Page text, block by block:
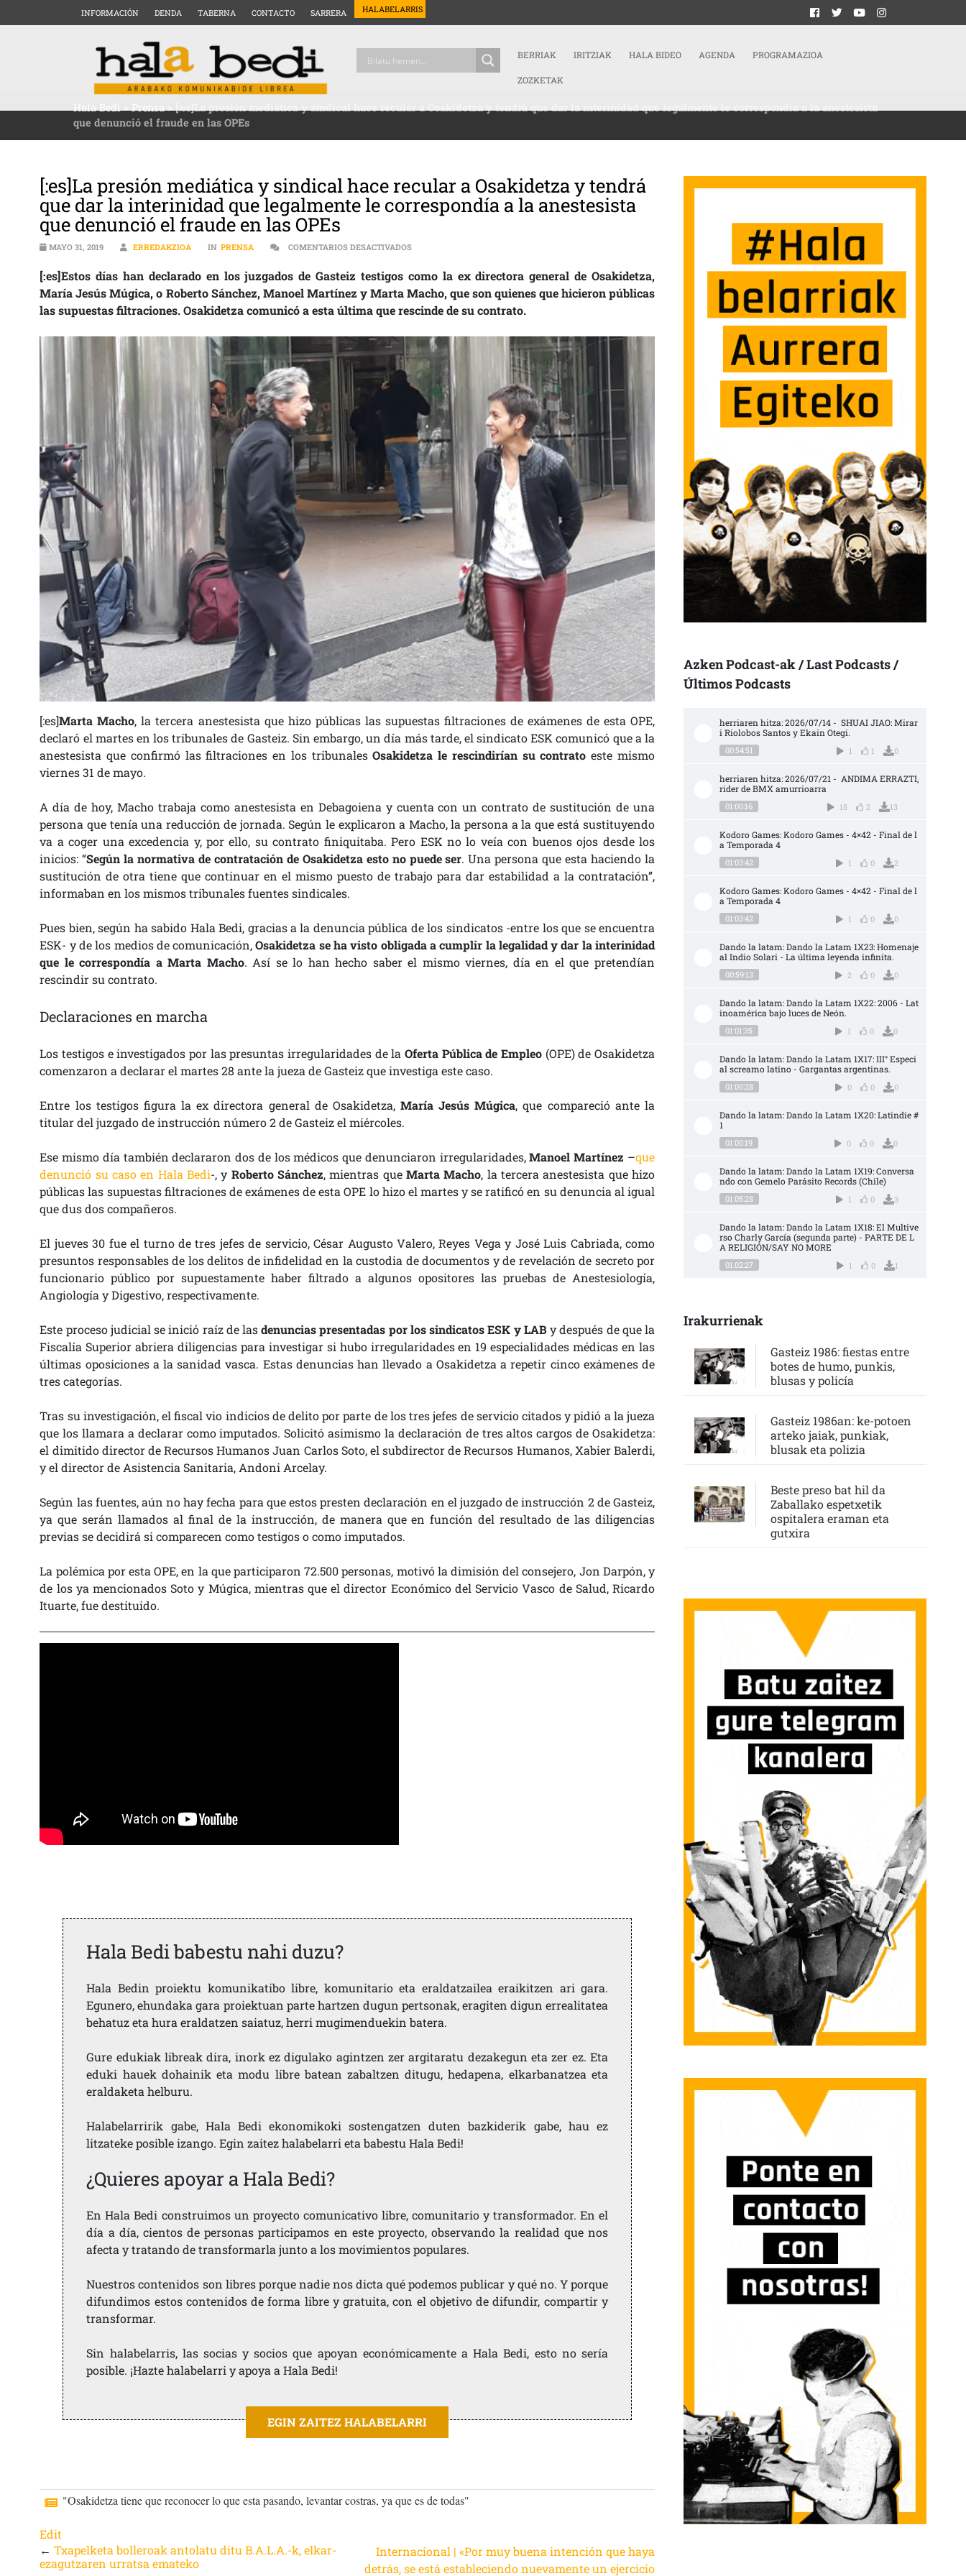
INFORMACIÓN DENDA TABERNA CONTACTO SARRERA HALABELARRIS
BERRIAK IRITZIAK HALA BIDEO AGENDA PROGRAMAZIOA
ZOZKETAK
Hala Bedi>Prensa>[:es]La presión mediática y sindical hace recular a Osakidetza y tendrá que dar la interinidad que legalmente le correspondía a la anestesista
que denunció el fraude en las OPEs
[:es]La presión mediática y sindical hace recular a Osakidetza y tendrá
que dar la interinidad que legalmente le correspondía a la anestesista
que denunció el fraude en las OPEs
MAYO 31, 2019 ERREDAKZIOA IN PRENSA COMENTARIOS DESACTIVADOSEN [:ES]LA PRESIÓN MEDIÁTICA Y SINDICAL HACE RECULAR A OSAKIDETZA Y TENDRÁ QUE DAR LA INTERINIDAD QUE LEGALMENTE LE
[:es]Estos días han declarado en los juzgados de Gasteiz testigos como la ex directora general de Osakidetza,
María Jesús Múgica, o Roberto Sánchez, Manoel Martínez y Marta Macho, que son quienes que hicieron públicas
las supuestas filtraciones. Osakidetza comunicó a esta última que rescinde de su contrato.
[:es]Marta Macho, la tercera anestesista que hizo públicas las supuestas filtraciones de exámenes de esta OPE,
declaró el martes en los tribunales de Gasteiz. Sin embargo, un día más tarde, el sindicato ESK comunicó que a la
anestesista que confirmó las filtraciones en los tribunalesOsakidetza le rescindirían su contratoeste mismo
viernes 31 de mayo.
A día de hoy, Macho trabaja como anestesista en Debagoiena y cuenta con un contrato de sustitución de una
persona que tenía una reducción de jornada. Según le explicaron a Macho, la persona a la que está sustituyendo
va a coger una excedencia y, por ello, su contrato finiquitaba. Pero ESK no lo veía con buenos ojos desde los
inicios: “Según la normativa de contratación de Osakidetza esto no puede ser. Una persona que esta haciendo la
sustitución de otra tiene que continuar en el mismo puesto de trabajo para dar estabilidad a la contratación”,
informaban en los mismos tribunales fuentes sindicales.
Pues bien, según ha sabido Hala Bedi, gracias a la denuncia pública de los sindicatos -entre los que se encuentra
ESK- y de los medios de comunicación,Osakidetza se ha visto obligada a cumplir la legalidad y dar la interinidad
que le correspondía a Marta Macho. Así se lo han hecho saber el mismo viernes, día en el que pretendían
rescindir su contrato.
Declaraciones en marcha
Los testigos e investigados por las presuntas irregularidades de la Oferta Pública de Empleo (OPE) de Osakidetza
comenzaron a declarar el martes 28 ante la jueza de Gasteiz que investiga este caso.
Entre los testigos figura la ex directora general de Osakidetza, María Jesús Múgica, que compareció ante la
titular del juzgado de instrucción número 2 de Gasteiz el miércoles.
Ese mismo día también declararon dos de los médicos que denunciaron irregularidades,Manoel Martínez –que
denunció su caso en Hala Bedi-, y Roberto Sánchez, mientras queMarta Macho, la tercera anestesista que hizo
públicas las supuestas filtraciones de exámenes de esta OPE lo hizo el martes y se ratificó en su denuncia al igual
que dus dos compañeros.
El jueves 30 fue el turno de tres jefes de servicio, César Augusto Valero, Reyes Vega y José Luis Cabriada, como
presuntos responsables de los delitos de infidelidad en la custodia de documentos y de revelación de secreto por
funcionario público por supuestamente haber filtrado a algunos opositores las pruebas de Anestesiología,
Angiología y Digestivo, respectivamente.
Este proceso judicial se inició raíz de lasdenuncias presentadas por los sindicatos ESK y LABy después de que la
Fiscalía Superior abriera diligencias para investigar si hubo irregularidades en 19 especialidades médicas en las
últimas oposiciones a la sanidad vasca. Estas denuncias han llevado a Osakidetza a repetir cinco exámenes de
tres categorías.
Tras su investigación, el fiscal vio indicios de delito por parte de los tres jefes de servicio citados y pidió a la jueza
que los llamara a declarar como imputados. Solicitó asimismo la declaración de tres altos cargos de Osakidetza:
el dimitido director de Recursos Humanos Juan Carlos Soto, el subdirector de Recursos Humanos, Xabier Balerdi,
y el director de Asistencia Sanitaria, Andoni Arcelay.
Según las fuentes, aún no hay fecha para que estos presten declaración en el juzgado de instrucción 2 de Gasteiz,
ya que serán llamados al final de la instrucción, de manera que en función del resultado de las diligencias
previas se decidirá si comparecen como testigos o como imputados.
La polémica por esta OPE, en la que participaron 72.500 personas, motivó la dimisión del consejero, Jon Darpón, y
de los ya mencionados Soto y Múgica, mientras que el director Económico del Servicio Vasco de Salud, Ricardo
Ituarte, fue destituido.
Hala Bedi babestu nahi duzu?
Hala Bedin proiektu komunikatibo libre, komunitario eta eraldatzailea eraikitzen ari gara.
Egunero, ehundaka gara proiektuan parte hartzen dugun pertsonak, eragiten digun errealitatea
behatuz eta hura eraldatzen saiatuz, herri mugimenduekin batera.
Gure edukiak libreak dira, inork ez digulako agintzen zer argitaratu dezakegun eta zer ez. Eta
eduki hauek dohainik eta modu libre batean zabaltzen ditugu, hedapena, elkarbanatzea eta
eraldaketa helburu.
Halabelarririk gabe, Hala Bedi ekonomikoki sostengatzen duten bazkiderik gabe, hau ez
litzateke posible izango. Egin zaitez halabelarri eta babestu Hala Bedi!
¿Quieres apoyar a Hala Bedi?
En Hala Bedi construimos un proyecto comunicativo libre, comunitario y transformador. En el
día a día, cientos de personas participamos en este proyecto, observando la realidad que nos
afecta y tratando de transformarla junto a los movimientos populares.
Nuestros contenidos son libres porque nadie nos dicta qué podemos publicar y qué no. Y porque
difundimos estos contenidos de forma libre y gratuita, con el objetivo de difundir, compartir y
transformar.
Sin halabelarris, las socias y socios que apoyan económicamente a Hala Bedi, esto no sería
posible. ¡Hazte halabelarri y apoya a Hala Bedi!
EGIN ZAITEZ HALABELARRI
"Osakidetza tiene que reconocer lo que esta pasando, levantar costras, ya que es de todas"
Edit
←Txapelketa bolleroak antolatu ditu B.A.L.A.-k, elkar-
ezagutzaren urratsa emateko
Internacional | «Por muy buena intención que haya
detrás, se está estableciendo nuevamente un ejercicio
Azken Podcast-ak / Last Podcasts /
Últimos Podcasts
herriaren hitza: 2026/07/14 -  SHUAI JIAO: Mirar
i Riolobos Santos y Ekain Otegi.
00:54:51 1 1 0
herriaren hitza: 2026/07/21 -  ANDIMA ERRAZTI,
rider de BMX amurrioarra
01:00:16 15 2 13
Kodoro Games: Kodoro Games - 4×42 - Final de l
a Temporada 4
01:03:42 1 0 2
Kodoro Games: Kodoro Games - 4×42 - Final de l
a Temporada 4
01:03:42 1 0 0
Dando la latam: Dando la Latam 1X23: Homenaje
al Indio Solari - La última leyenda infinita.
00:59:13 2 0 0
Dando la latam: Dando la Latam 1X22: 2006 - Lat
inoamérica bajo luces de Neón.
01:01:35 1 0 0
Dando la latam: Dando la Latam 1X17: III° Especi
al screamo latino - Gargantas argentinas.
01:00:28 0 0 0
Dando la latam: Dando la Latam 1X20: Latindie #
1
01:00:19 0 0 0
Dando la latam: Dando la Latam 1X19: Conversa
ndo con Gemelo Parásito Records (Chile)
01:05:28 1 0 3
Dando la latam: Dando la Latam 1X18: El Multive
rso Charly García (segunda parte) - PARTE DE L
A RELIGIÓN/SAY NO MORE
01:02:27 1 0 1
Irakurrienak
Gasteiz 1986: fiestas entre
botes de humo, punkis,
blusas y policía
Gasteiz 1986an: ke-potoen
arteko jaiak, punkiak,
blusak eta polizia
Beste preso bat hil da
Zaballako espetxetik
ospitalera eraman eta
gutxira